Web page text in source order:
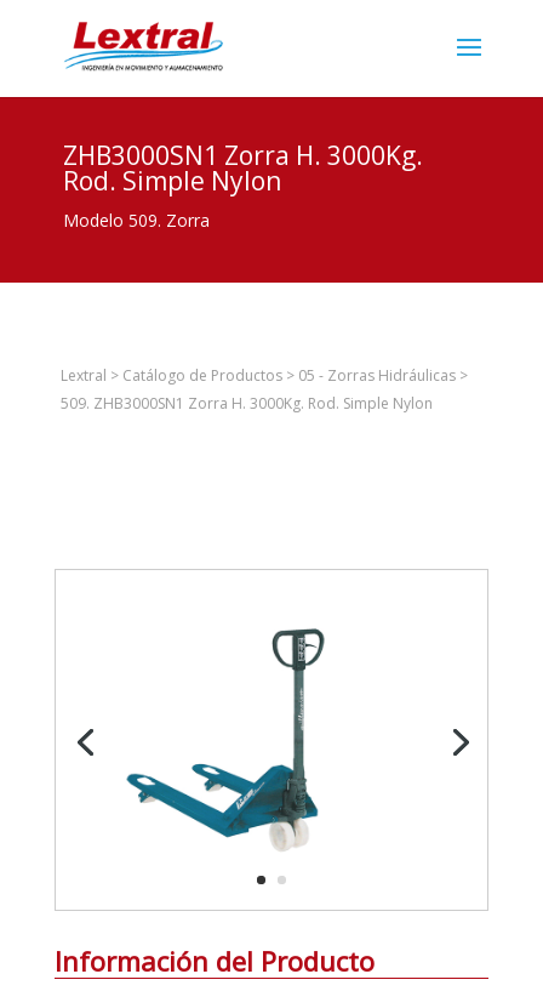
ZHB3000SN1 Zorra H. 3000Kg.
Rod. Simple Nylon
Modelo 509. Zorra
Lextral > Catálogo de Productos> 05 - Zorras Hidráulicas>
509. ZHB3000SN1 Zorra H. 3000Kg. Rod. Simple Nylon
Información del Producto